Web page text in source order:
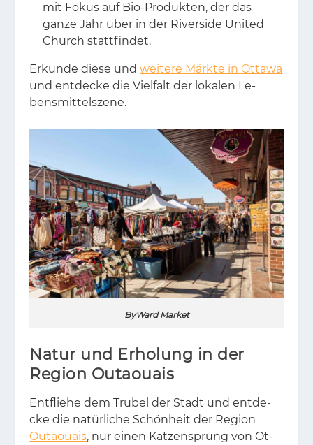
mit Fokus auf Bio-Produkten, der das
ganze Jahr über in der Riverside United
Church stattfindet.
Er­kun­de die­se undweitere Märkte in Ottawa
und ent­de­cke die Viel­falt der lo­ka­len Le­
bens­mit­tel­sze­ne.
ByWard Market
Natur und Erholung in der
Region Outaouais
Ent­flie­he dem Tru­bel der Stadt und ent­de­
cke die na­tür­li­che Schön­heit der Re­gi­on
Outaouais, nur ei­nen Kat­zen­sprung von Ot­